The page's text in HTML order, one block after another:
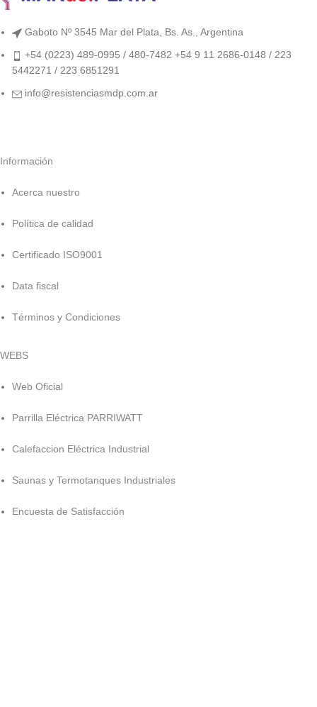
Gaboto Nº 3545 Mar del Plata, Bs. As., Argentina
+54 (0223) 489-0995 / 480-7482 +54 9 11 2686-0148 / 223
5442271 / 223 6851291
info@resistenciasmdp.com.ar
Información
Acerca nuestro
Política de calidad
Certificado ISO9001
Data fiscal
Términos y Condiciones
WEBS
Web Oficial
Parrilla Eléctrica PARRIWATT
Calefaccion Eléctrica Industrial
Saunas y Termotanques Industriales
Encuesta de Satisfacción